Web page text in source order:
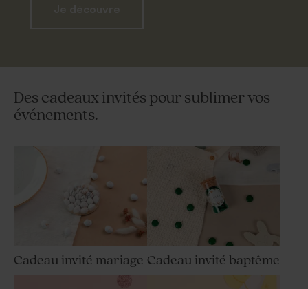
Des cadeaux invités pour sublimer vos
événements.
Cadeau invité mariage Cadeau invité baptême